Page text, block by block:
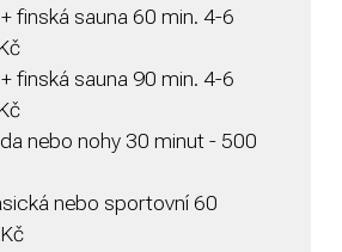
finská sauna 60 min. 4-6
finská sauna 90 min. 4-6
nebo nohy 30 minut - 500
nebo sportovní 60